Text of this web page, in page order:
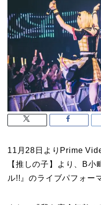
11月28日よりPrime
【推しの子】より、B
ル!!』のライブパフォー